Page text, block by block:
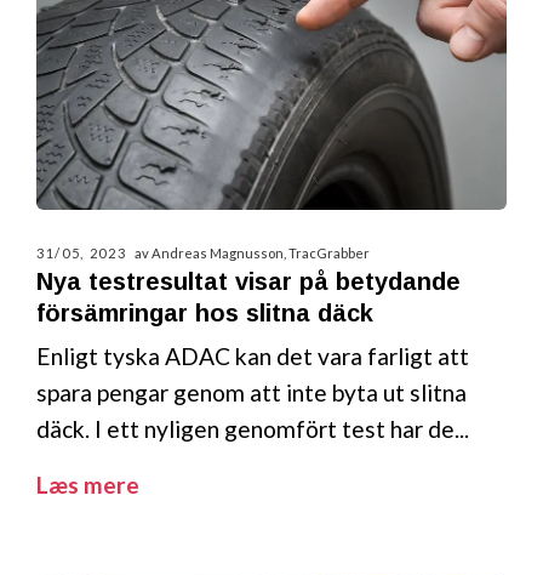
31/05, 2023 av Andreas Magnusson, TracGrabber
Nya testresultat visar på betydande
försämringar hos slitna däck
Enligt tyska ADAC kan det vara farligt att
spara pengar genom att inte byta ut slitna
däck. I ett nyligen genomfört test har de...
Læs mere